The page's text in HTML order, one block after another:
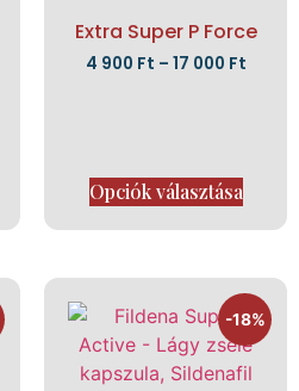
Extra Super P Force
4 900 Ft – 17 000 Ft
Opciók választása
-18%